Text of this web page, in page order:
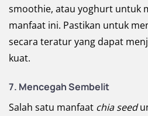
smoothie, atau yoghurt untuk
manfaat ini. Pastikan untuk
secara teratur yang dapat
kuat.
7. Mencegah Sembelit
Salah satu manfaat chia seed